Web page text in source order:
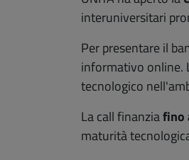
interuniversitari
Per presentare il
informativo online.
tecnologico
La call finanziafino
maturità